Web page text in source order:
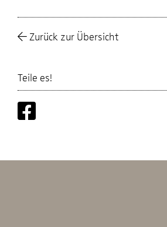
Zurück zur Übersicht
Teile es!